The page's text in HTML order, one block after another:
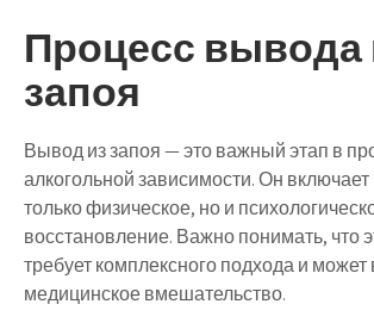
Процесс вывода
запоя
Вывод из запоя — это важный этап в
алкогольной зависимости. Он включает
только физическое, но и
восстановление. Важно понимать, что
требует комплексного подхода и может
медицинское вмешательство.